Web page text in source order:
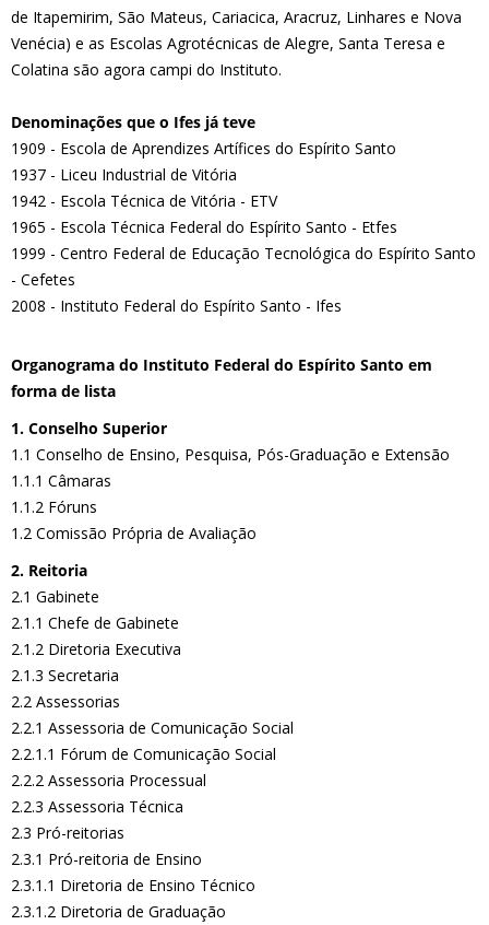
de Itapemirim, São Mateus, Cariacica, Aracruz, Linhares e Nova
Venécia) e as Escolas Agrotécnicas de Alegre, Santa Teresa e
Colatina são agora campi do Instituto.
Denominações que o Ifes já teve
1909 - Escola de Aprendizes Artífices do Espírito Santo
1937 - Liceu Industrial de Vitória
1942 - Escola Técnica de Vitória - ETV
1965 - Escola Técnica Federal do Espírito Santo - Etfes
1999 - Centro Federal de Educação Tecnológica do Espírito Santo
- Cefetes
2008 - Instituto Federal do Espírito Santo - Ifes
Organograma do Instituto Federal do Espírito Santo em
forma de lista
1. Conselho Superior
1.1 Conselho de Ensino, Pesquisa, Pós-Graduação e Extensão
1.1.1 Câmaras
1.1.2 Fóruns
1.2 Comissão Própria de Avaliação
2. Reitoria
2.1 Gabinete
2.1.1 Chefe de Gabinete
2.1.2 Diretoria Executiva
2.1.3 Secretaria
2.2 Assessorias
2.2.1 Assessoria de Comunicação Social
2.2.1.1 Fórum de Comunicação Social
2.2.2 Assessoria Processual
2.2.3 Assessoria Técnica
2.3 Pró-reitorias
2.3.1 Pró-reitoria de Ensino
2.3.1.1 Diretoria de Ensino Técnico
2.3.1.2 Diretoria de Graduação